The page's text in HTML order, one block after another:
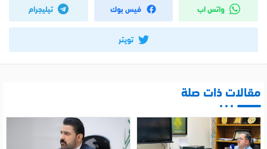
واتس اب فيس بوك تيليجرام
تويتر
مقالات ذات صلة